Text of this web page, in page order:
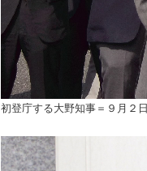
初登庁する大野知事＝９月２日